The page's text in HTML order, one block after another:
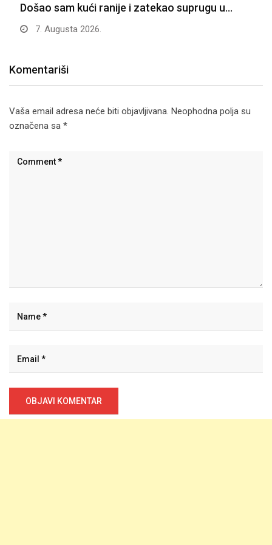
Došao sam kući ranije i zatekao suprugu u…
7. Augusta 2026.
Komentariši
Vaša email adresa neće biti objavljivana. Neophodna polja su
označena sa *